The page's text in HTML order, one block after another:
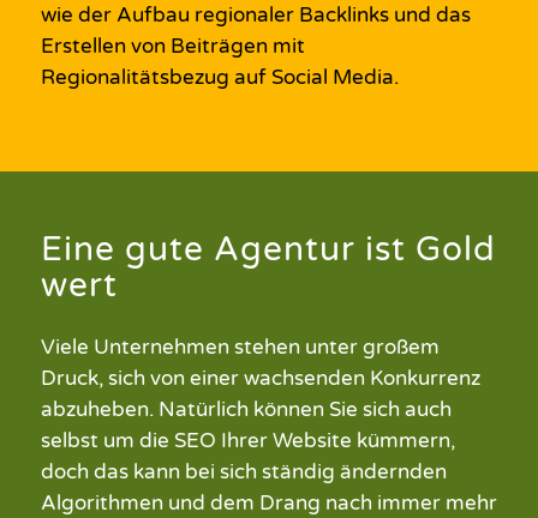
wie der Aufbau regionaler Backlinksund das
Erstellen von Beiträgen mit
Regionalitätsbezug auf Social Media.
Eine gute Agentur ist Gold
wert
Viele Unternehmen stehen unter großem
Druck, sich von einer wachsenden Konkurrenz
abzuheben. Natürlich können Sie sich auch
selbst um die SEO Ihrer Website kümmern,
doch das kann bei sich ständig ändernden
Algorithmen und dem Drang nach immer mehr